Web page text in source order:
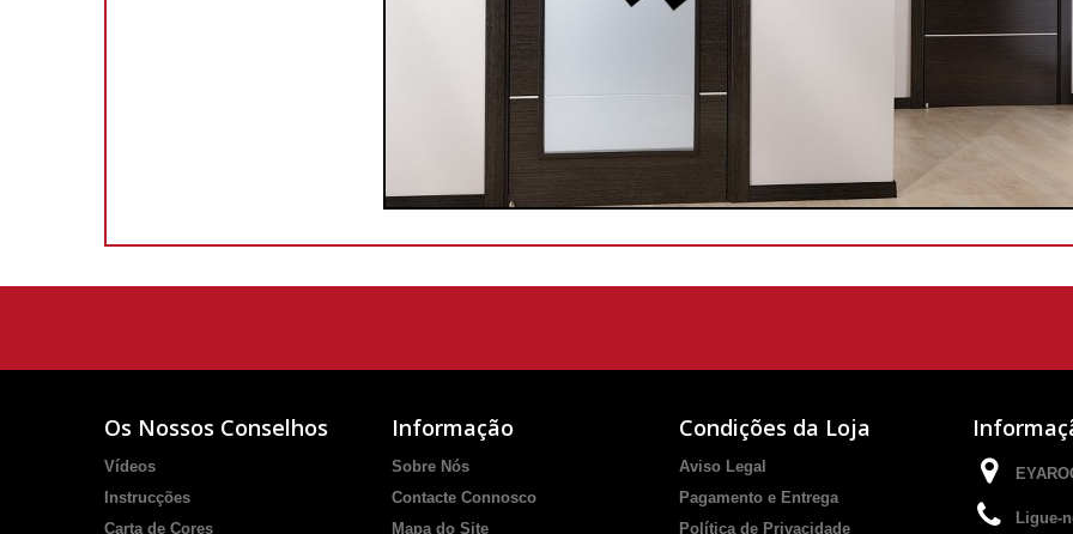
Os Nossos Conselhos
Vídeos
Instrucções
Carta de Cores
Informação
Sobre Nós
Contacte Connosco
Mapa do Site
Condições da Loja
Aviso Legal
Pagamento e Entrega
Política de Privacidade
Ligue-